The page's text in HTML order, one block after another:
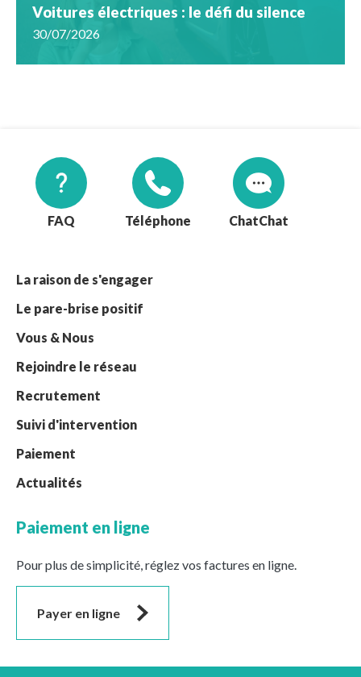
Voitures électriques : le défi du silence
30/07/2026
FAQ Téléphone Chat
La raison de s'engager
Le pare-brise positif
Vous & Nous
Rejoindre le réseau
Recrutement
Suivi d'intervention
Paiement
Actualités
Paiement en ligne
Pour plus de simplicité, réglez vos factures en ligne.
Payer en ligne